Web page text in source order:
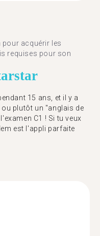
pour acquérir les
requises pour son
star
15 ans, et il y a
plutôt un "anglais de
C1 ! Si tu veux
est l'appli parfaite